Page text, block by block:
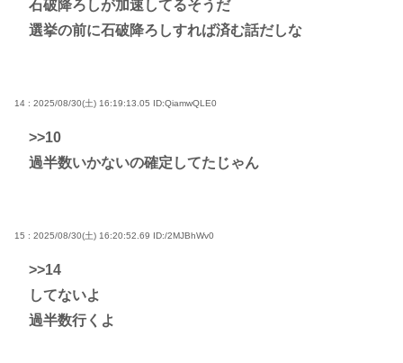
石破降ろしが加速してるそうだ
選挙の前に石破降ろしすれば済む話だしな
14 : 2025/08/30(土) 16:19:13.05 ID:QiamwQLE0
>>10
過半数いかないの確定してたじゃん
15 : 2025/08/30(土) 16:20:52.69 ID:/2MJBhWv0
>>14
してないよ
過半数行くよ